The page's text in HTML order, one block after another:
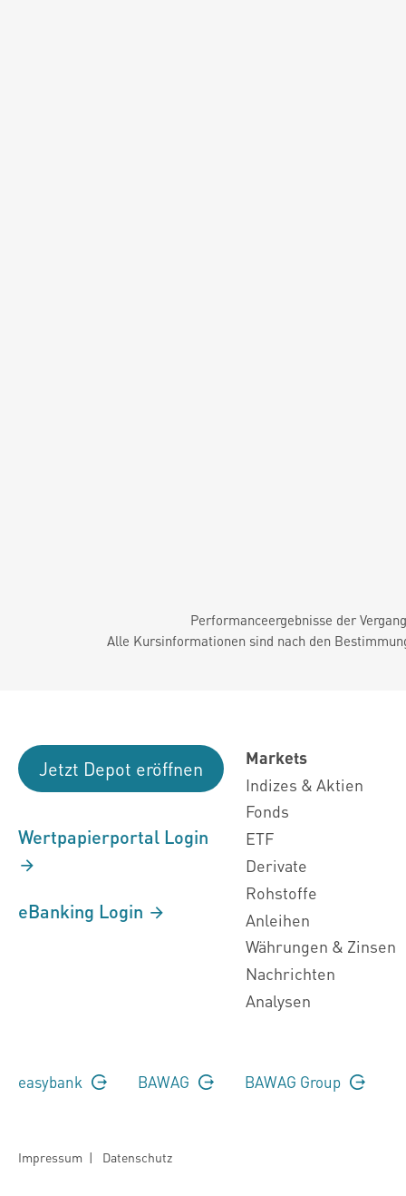
Performanceergebnisse der
Alle Kursinformationen sind nach den
Jetzt Depot eröffnen
Wertpapierportal Login
eBanking Login
Markets
Indizes & Aktien
Fonds
ETF
Derivate
Rohstoffe
Anleihen
Währungen & Zinsen
Nachrichten
Analysen
easybank BAWAG BAWAG Group
Impressum | Datenschutz